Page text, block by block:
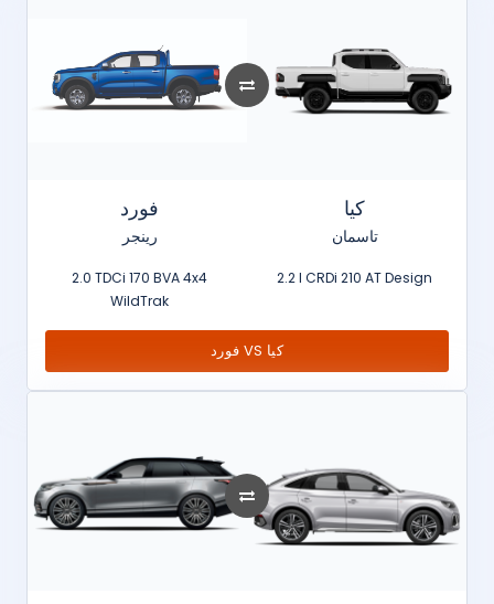
فورد
رينجر
2.0 TDCi 170 BVA 4x4
WildTrak
كيا
تاسمان
2.2 l CRDi 210 AT Design
فورد VS كيا